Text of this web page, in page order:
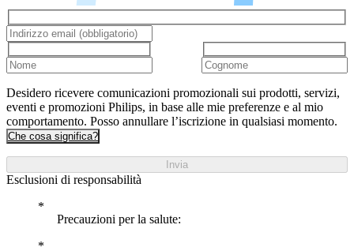
Desidero ricevere comunicazioni promozionali sui prodotti, servizi,
eventi e promozioni Philips, in base alle mie preferenze e al mio
comportamento. Posso annullare l’iscrizione in qualsiasi momento.
Che cosa significa?
Invia
Esclusioni di responsabilità
Precauzioni per la salute: